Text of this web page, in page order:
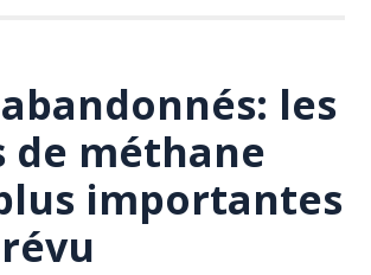
les
de méthane
importantes